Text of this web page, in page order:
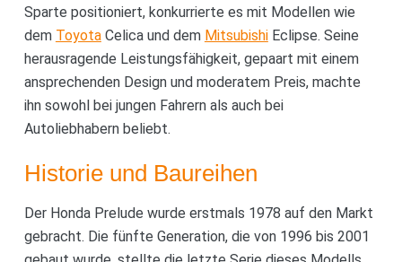
Sparte positioniert, konkurrierte es mit Modellen wie
dem ToyotaCelica und dem MitsubishiEclipse. Seine
herausragende Leistungsfähigkeit, gepaart mit einem
ansprechenden Design und moderatem Preis, machte
ihn sowohl bei jungen Fahrern als auch bei
Autoliebhabern beliebt.
Historie und Baureihen
Der Honda Prelude wurde erstmals 1978 auf den Markt
gebracht. Die fünfte Generation, die von 1996 bis 2001